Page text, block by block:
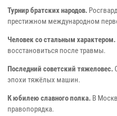
Турнир братских народов.
престижном международном
Человек со стальным характером.
восстановиться после травмы.
Последний советский тяжеловес.
эпохи тяжёлых машин.
К юбилею славного полка. В
правопорядка.